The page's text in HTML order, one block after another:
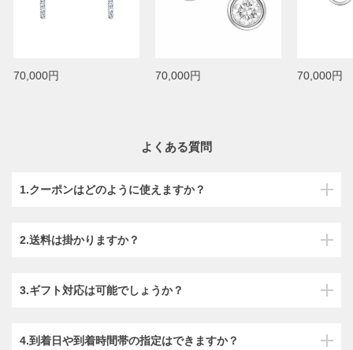
70,000円 70,000円 70,000円
よくある質問
1.クーポンはどのように使えますか？
2.送料は掛かりますか？
3.ギフト対応は可能でしょうか？
4.到着日や到着時間帯の指定はできますか？